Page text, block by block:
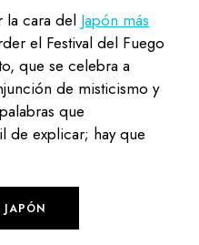
la cara del Japón más
el Festival del Fuego
que se celebra a
de misticismo y
que
de explicar; hay que